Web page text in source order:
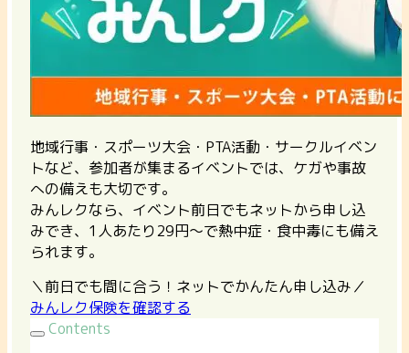
地域行事・スポーツ大会・PTA活動・サークルイベン
トなど、参加者が集まるイベントでは、ケガや事故
への備えも大切です。
みんレクなら、イベント前日でもネットから申し込
みでき、1人あたり29円〜で熱中症・食中毒にも備え
られます。
＼前日でも間に合う！ネットでかんたん申し込み／
みんレク保険を確認する
Contents